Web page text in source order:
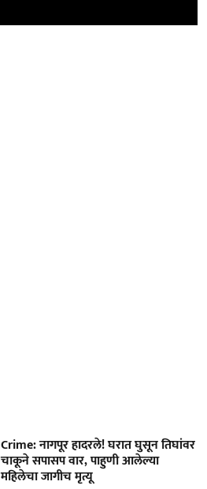
Crime: नागपूर हादरले! घरात घुसून तिघांवर
चाकूने सपासप वार, पाहुणी आलेल्या
महिलेचा जागीच मृत्यू